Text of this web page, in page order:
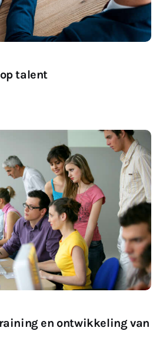
talent
en ontwikkeling van